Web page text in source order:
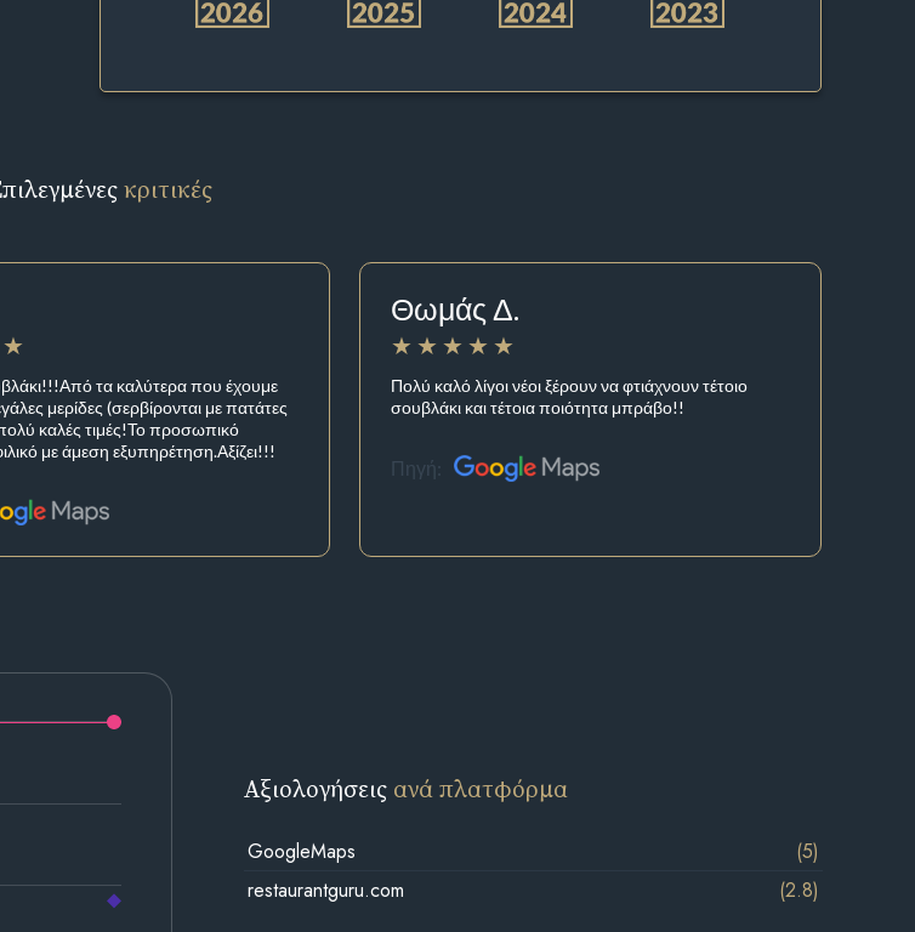
κριτικές
τα καλύτερα που έχουμε
μερίδες (σερβίρονται με πατάτες
καλές τιμές!Το προσωπικό
με άμεση εξυπηρέτηση.Αξίζει!!!
Θωμάς Δ.
Πολύ καλό λίγοι νέοι ξέρουν να φτιάχνουν τέτοιο
σουβλάκι και τέτοια ποιότητα μπράβο!!
Πηγή:
Αξιολογήσεις ανά πλατφόρμα
GoogleMaps
(5)
restaurantguru.com
(2.8)